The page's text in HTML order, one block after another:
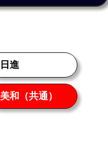
日進
美和（共通）